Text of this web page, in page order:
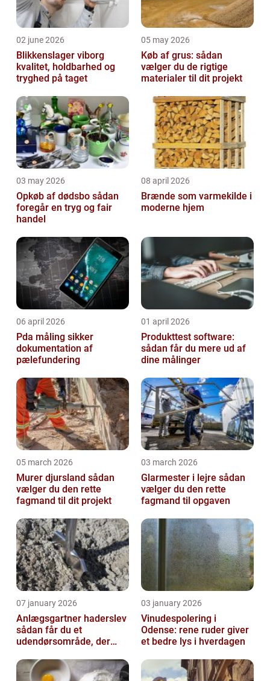
02 june 2026
Blikkenslager viborg
kvalitet, holdbarhed og
tryghed på taget
05 may 2026
Køb af grus: sådan
vælger du de rigtige
materialer til dit projekt
03 may 2026
Opkøb af dødsbo sådan
foregår en tryg og fair
handel
08 april 2026
Brænde som varmekilde i
moderne hjem
06 april 2026
Pda måling sikker
dokumentation af
pælefundering
01 april 2026
Produkttest software:
sådan får du mere ud af
dine målinger
05 march 2026
Murer djursland sådan
vælger du den rette
fagmand til dit projekt
03 march 2026
Glarmester i lejre sådan
vælger du den rette
fagmand til opgaven
07 january 2026
Anlægsgartner haderslev
sådan får du et
udendørsområde, der
03 january 2026
Vinudespolering i
Odense: rene ruder giver
et bedre lys i hverdagen